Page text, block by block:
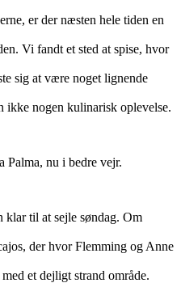
er der næsten hele tiden en
Vi fandt et sted at spise, hvor
sig at være noget lignende
ikke nogen kulinarisk oplevelse.
Palma, nu i bedre vejr.
til at sejle søndag. Om
der hvor Flemming og Anne
et dejligt strand område.